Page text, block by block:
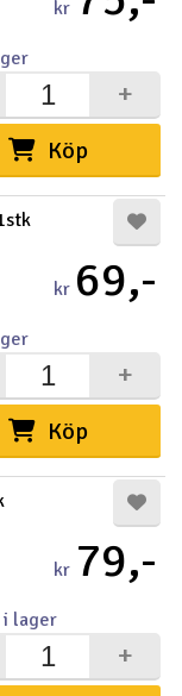
kr
Köp
+
kr 69,-
Köp
+
kr 79,-
+
lager